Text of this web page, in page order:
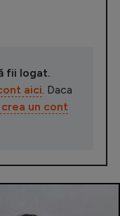
fii logat.
aici. Daca
un cont